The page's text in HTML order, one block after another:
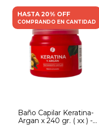
HASTA 20% OFF
COMPRANDO EN CANTIDAD
Baño Capilar Keratina-
Argan x 240 gr. ( xx ) -